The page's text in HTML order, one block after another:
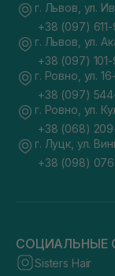
г. Львов, ул.
+38 (097)
г. Львов, ул.
+38 (097) 101-
г. Ровно, ул.
+38 (097)
г. Ровно, ул.
+38 (068)
г. Луцк, ул.
+38 (098)
СОЦИАЛЬНЫЕ
Sisters Hair